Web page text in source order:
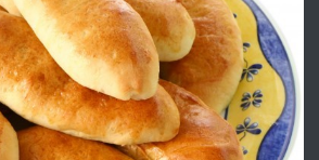
преди 2 години
УДЪЛЖАВАНЕ НА ЧОВЕШКИЯТ
ЖИВОТ И ПОДОБРЯВАНЕ НА
НЕГОВОТО КАЧЕСТВО